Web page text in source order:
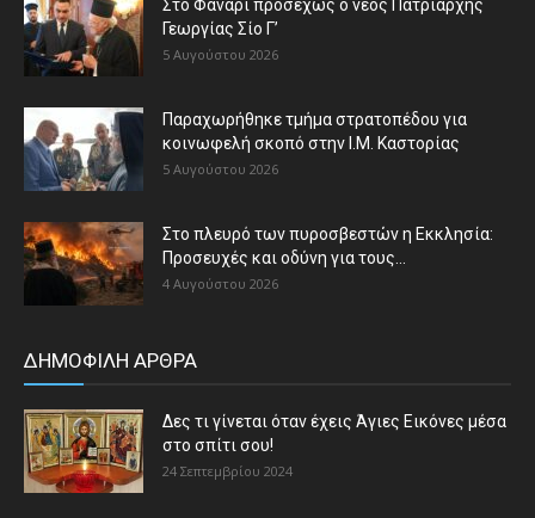
Στο Φανάρι προσεχώς ο νέος Πατριάρχης
Γεωργίας Σίο Γ’
5 Αυγούστου 2026
Παραχωρήθηκε τμήμα στρατοπέδου για
κοινωφελή σκοπό στην Ι.Μ. Καστορίας
5 Αυγούστου 2026
Στο πλευρό των πυροσβεστών η Εκκλησία:
Προσευχές και οδύνη για τους...
4 Αυγούστου 2026
ΔΗΜΟΦΙΛΗ ΑΡΘΡΑ
Δες τι γίνεται όταν έχεις Άγιες Εικόνες μέσα
στο σπίτι σου!
24 Σεπτεμβρίου 2024